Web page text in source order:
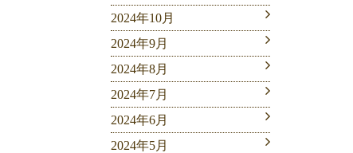
2024年10月
2024年9月
2024年8月
2024年7月
2024年6月
2024年5月